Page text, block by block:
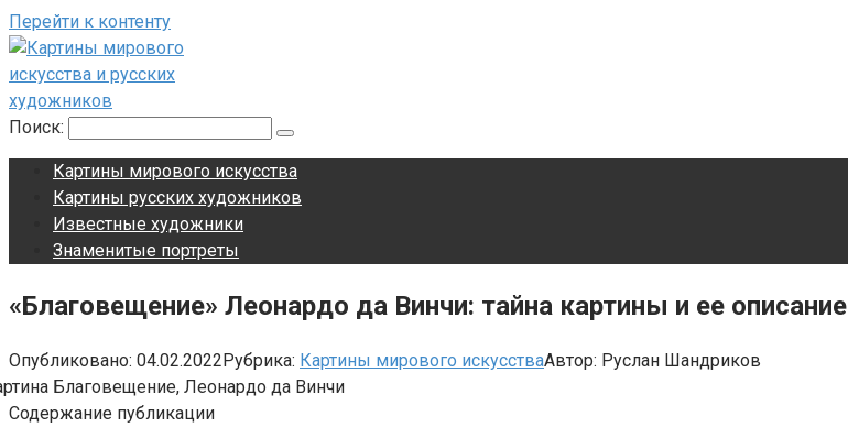
Перейти к контенту
Поиск:
Картины мирового искусства
Картины русских художников
Известные художники
Знаменитые портреты
«Благовещение» Леонардо да Винчи: тайна картины и ее описание
Опубликовано: 04.02.2022Рубрика: Картины мирового искусстваАвтор: Руслан Шандриков
Содержание публикации